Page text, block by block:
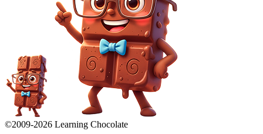
©2009-2026 Learning Chocolate